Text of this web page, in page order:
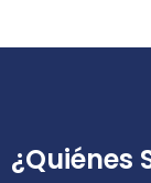
¿Quiénes